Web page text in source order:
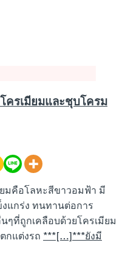
ครเมียมและชุบโครม
มคือโลหะสีขาวอมฟ้า มี
แกร่ง ทนทานต่อการ
ที่ถูกเคลือบด้วยโครเมียม
กแต่งรถ ***[…]***ยังมี